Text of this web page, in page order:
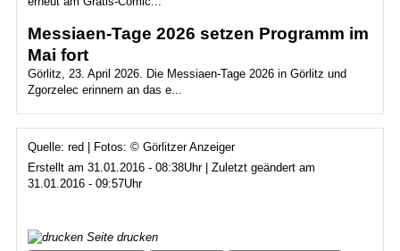
Messiaen-Tage 2026 setzen Programm im
Mai fort
Görlitz, 23. April 2026. Die Messiaen-Tage 2026 in Görlitz und
Zgorzelec erinnern an das e...
Quelle: red | Fotos: © Görlitzer Anzeiger
Erstellt am 31.01.2016 - 08:38Uhr | Zuletzt geändert am
31.01.2016 - 09:57Uhr
Seite drucken